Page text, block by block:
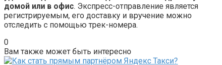
домой или в офис. Экспресс-отправление является
регистрируемым, его доставку и вручение можно
отследить с помощью трек-номера.
0
Вам также может быть интересно